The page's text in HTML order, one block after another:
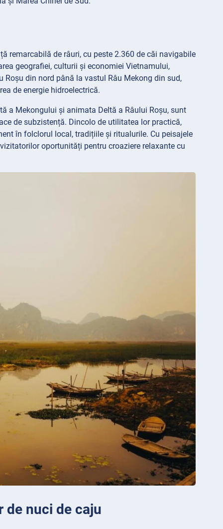
remarcabilă de râuri, cu peste 2.360 de căi navigabile
geografiei, culturii și economiei Vietnamului,
din nord până la vastul Râu Mekong din sud,
de energie hidroelectrică.
a Mekongului și animata Deltă a Râului Roșu, sunt
de subzistență. Dincolo de utilitatea lor practică,
în folclorul local, tradițiile și ritualurile. Cu peisajele
oportunități pentru croaziere relaxante cu
de nuci de caju